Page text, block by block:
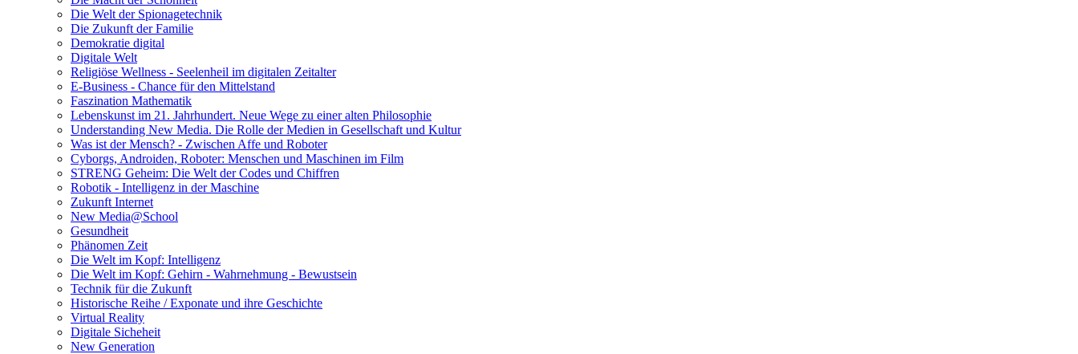
Die Welt der Spionagetechnik
Die Zukunft der Familie
Demokratie digital
Digitale Welt
Religiöse Wellness - Seelenheil im digitalen Zeitalter
E-Business - Chance für den Mittelstand
Faszination Mathematik
Lebenskunst im 21. Jahrhundert. Neue Wege zu einer alten Philosophie
Understanding New Media. Die Rolle der Medien in Gesellschaft und Kultur
Was ist der Mensch? - Zwischen Affe und Roboter
Cyborgs, Androiden, Roboter: Menschen und Maschinen im Film
STRENG Geheim: Die Welt der Codes und Chiffren
Robotik - Intelligenz in der Maschine
Zukunft Internet
New Media@School
Gesundheit
Phänomen Zeit
Die Welt im Kopf: Intelligenz
Die Welt im Kopf: Gehirn - Wahrnehmung - Bewustsein
Technik für die Zukunft
Historische Reihe / Exponate und ihre Geschichte
Virtual Reality
Digitale Sicheheit
New Generation